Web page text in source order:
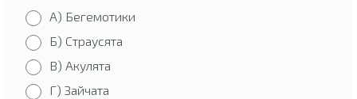
А) Бегемотики
Б) Страусята
В) Акулята
Г) Зайчата